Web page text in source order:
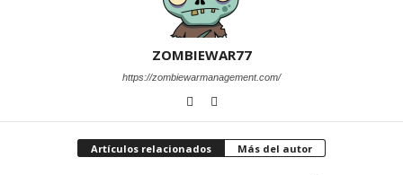
ZOMBIEWAR77
https://zombiewarmanagement.com/
Artículos relacionados Más del autor